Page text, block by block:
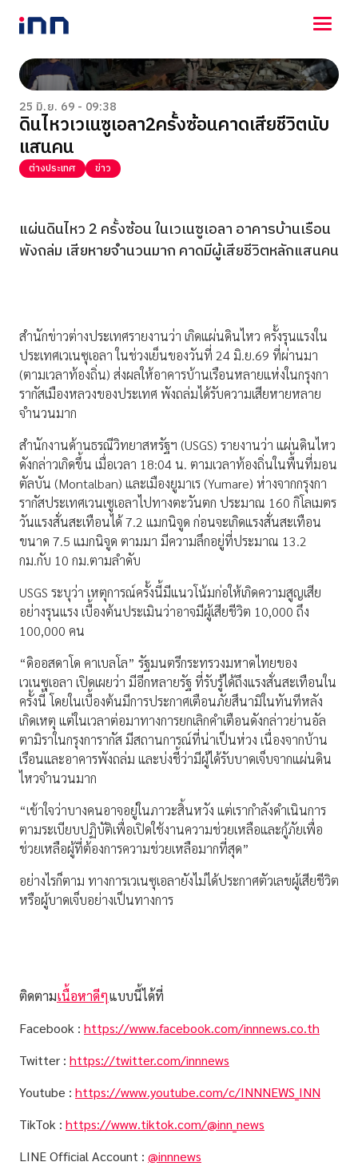
NEWS
ENTERTAINMENT
LIFESTYLE
HOROSCOPE
LOTTERY
VIDEO
25 มิ.ย. 69 - 09:38
ดินไหวเวเนซูเอลา2ครั้งซ้อนคาดเสียชีวิตนับ
แสนคน
ต่างประเทศ ข่าว
แผ่นดินไหว 2 ครั้งซ้อน ในเวเนซูเอลา อาคารบ้านเรือน
พังถล่ม เสียหายจำนวนมาก คาดมีผู้เสียชีวิตหลักแสนคน
สำนักข่าวต่างประเทศรายงานว่า เกิดแผ่นดินไหว ครั้งรุนแรงใน
ประเทศเวเนซุเอลา ในช่วงเย็นของวันที่ 24 มิ.ย.69 ที่ผ่านมา
(ตามเวลาท้องถิ่น) ส่งผลให้อาคารบ้านเรือนหลายแห่งในกรุงกา
รากัสเมืองหลวงของประเทศ พังถล่มได้รับความเสียหายหลาย
จำนวนมาก
สำนักงานด้านธรณีวิทยาสหรัฐฯ (USGS) รายงานว่า แผ่นดินไหว
ดังกล่าวเกิดขึ้น เมื่อเวลา 18:04 น. ตามเวลาท้องถิ่นในพื้นที่มอน
ตัลบัน (Montalban) และเมืองยูมาเร (Yumare) ห่างจากกรุงกา
รากัสประเทศเวนเซูเอลาไปทางตะวันตก ประมาณ 160 กิโลเมตร
วันแรงสั่นสะเทือนได้ 7.2 แมกนิจูด ก่อนจะเกิดแรงสั่นสะเทือน
ขนาด 7.5 แมกนิจูด ตามมา มีความลึกอยู่ที่ประมาณ 13.2
กม.กับ 10 กม.ตามลำดับ
USGS ระบุว่า เหตุการณ์ครั้งนี้มีแนวโน้มก่อให้เกิดความสูญเสีย
อย่างรุนแรง เบื้องต้นประเมินว่าอาจมีผู้เสียชีวิต 10,000 ถึง
100,000 คน
“ดิออสดาโด คาเบลโล” รัฐมนตรีกระทรวงมหาดไทยของ
เวเนซุเอลา เปิดเผยว่า มีอีกหลายรัฐ ที่รับรู้ได้ถึงแรงสั่นสะเทือนใน
ครั้งนี้ โดยในเบื้องต้นมีการประกาศเตือนภัยสึนามิในทันทีหลัง
เกิดเหตุ แต่ในเวลาต่อมาทางการยกเลิกคำเตือนดังกล่าวย่านอัล
ตามิราในกรุงการากัส มีสถานการณ์ที่น่าเป็นห่วง เนื่องจากบ้าน
เรือนและอาคารพังถล่ม และบ่งชี้ว่ามีผู้ได้รับบาดเจ็บจากแผ่นดิน
ไหวจำนวนมาก
“เข้าใจว่าบางคนอาจอยู่ในภาวะสิ้นหวัง แต่เรากำลังดำเนินการ
ตามระเบียบปฏิบัติเพื่อเปิดใช้งานความช่วยเหลือและกู้ภัยเพื่อ
ช่วยเหลือผู้ที่ต้องการความช่วยเหลือมากที่สุด”
อย่างไรก็ตาม ทางการเวเนซุเอลายังไม่ได้ประกาศตัวเลขผู้เสียชีวิต
หรือผู้บาดเจ็บอย่างเป็นทางการ
ติดตามเนื้อหาดีๆแบบนี้ได้ที่
Facebook : https://www.facebook.com/innnews.co.th
Twitter : https://twitter.com/innnews
Youtube : https://www.youtube.com/c/INNNEWS_INN
TikTok : https://www.tiktok.com/@inn_news
LINE Official Account : @innnews